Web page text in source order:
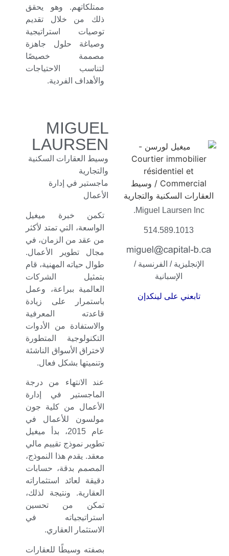
ممتلكاتهم. وهو يحقق
ذلك من خلال تقديم
توصيات استراتيجية
وصياغة حلول جاهزة
مصممة خصيصًا
لتناسب الاحتياجات
والأهداف الفردية.
MIGUEL
LAURSEN
وسيط العقارات السكنية
والتجارية
ماجستير في إدارة
الأعمال
تكمن خبرة ميغيل
الواسعة، التي تمتد لأكثر
من عقد من الزمان، في
مجال تطوير الأعمال.
طوال حياته المهنية، قام
بتمثيل الشركات
العالمية ببراعة، وعمل
باستمرار على زيادة
قاعدته المعرفية
والاستفادة من الأدوات
التكنولوجية المتطورة
لاختراق الأسواق الناشئة
وتنميتها بشكل فعال.
عند الانتهاء من درجة
الماجستير في إدارة
الأعمال من كلية جون
مولسون للأعمال في
عام 2015، بدأ ميغيل
تطوير نموذج تقييم مالي
معقد. يقدم هذا النموذج،
المصمم بدقة، حسابات
دقيقة لعائد استثماراته
العقارية. ونتيجة لذلك،
تمكن من تحسين
استراتيجياته في
الاستثمار العقاري.
بصفته وسيطًا للعقارات
Miguel Laursen Inc.
514.589.1013
الإنجليزية / الفرنسية /
الإسبانية
تابعني على لينكدإن